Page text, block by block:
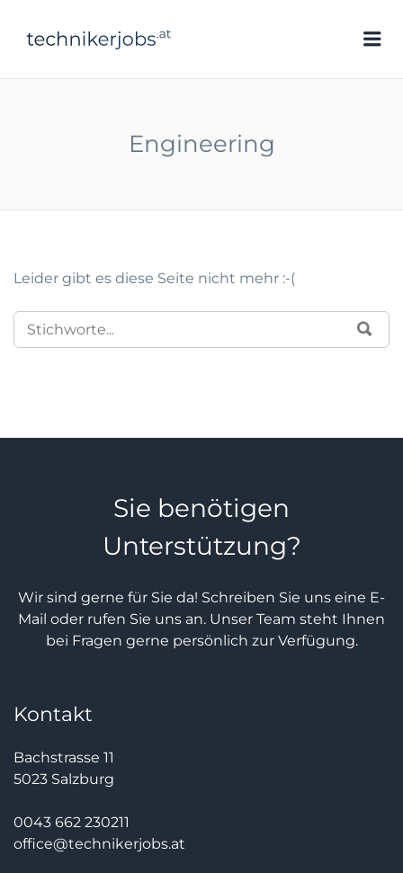
Engineering
Leider gibt es diese Seite nicht mehr :-(
SEARCH
FOR:
Sie benötigen
Unterstützung?
Wir sind gerne für Sie da! Schreiben Sie uns eine E-
Mail oder rufen Sie uns an. Unser Team steht Ihnen
bei Fragen gerne persönlich zur Verfügung.
Kontakt
Bachstrasse 11
5023 Salzburg
0043 662 230211
office@technikerjobs.at